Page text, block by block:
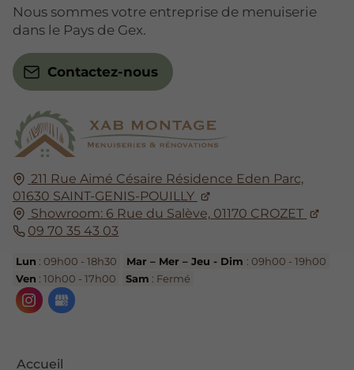
211 Rue Aimé Césaire Résidence Eden Parc,
01630 SAINT-GENIS-POUILLY
Showroom: 6 Rue du Salève, 01170 CROZET
09 70 35 43 03
Lun : 09h00 - 18h30 Mar – Mer – Jeu - Dim : 09h00 - 19h00
Ven : 10h00 - 17h00 Sam : Fermé
Accueil
Nous sommes votre entreprise de menuiserie
dans le Pays de Gex.
Contactez-nous